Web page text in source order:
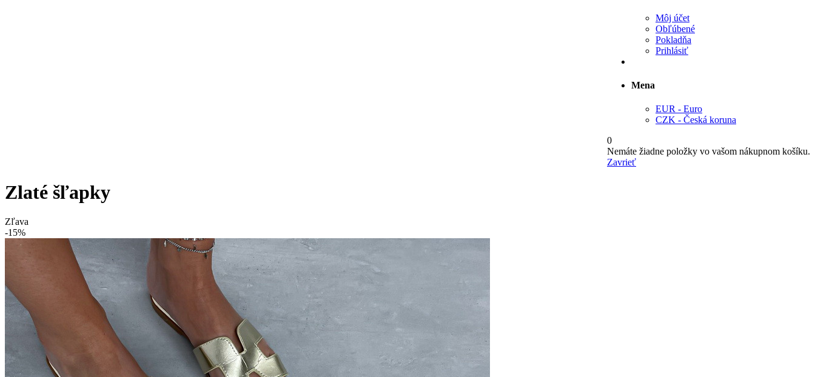
Môj účet
Obľúbené
Pokladňa
Prihlásiť
Mena
EUR - Euro
CZK - Česká koruna
0
Nemáte žiadne položky vo vašom nákupnom košíku.
Zavrieť
Zlaté šľapky
Zľava
-15%